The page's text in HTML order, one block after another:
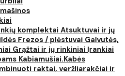
komplektai Atsuktuvai ir jų
Frezos / plėstuvai Galvutės,
Grąžtai ir jų rinkiniai Įrankiai
Kabiamušiai.Kabės
raktai, veržliarakčiai ir